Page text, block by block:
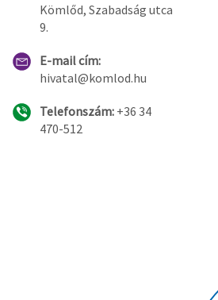
Kömlőd, Szabadság utca
9.
E-mail cím:
hivatal@komlod.hu
Telefonszám: +36 34
470-512